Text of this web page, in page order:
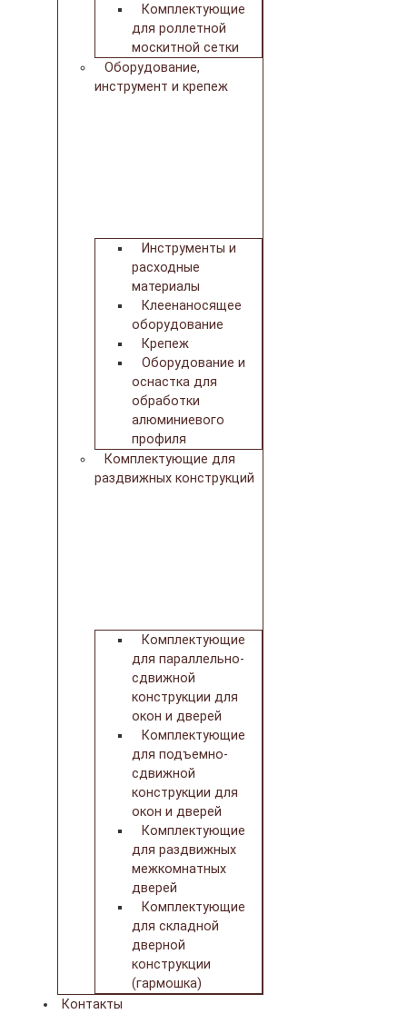
Комплектующие
для роллетной
москитной сетки
Оборудование,
инструмент и крепеж
Инструменты и
расходные
материалы
Клеенаносящее
оборудование
Крепеж
Оборудование и
оснастка для
обработки
алюминиевого
профиля
Комплектующие для
раздвижных конструкций
Комплектующие
для параллельно-
сдвижной
конструкции для
окон и дверей
Комплектующие
для подъемно-
сдвижной
конструкции для
окон и дверей
Комплектующие
для раздвижных
межкомнатных
дверей
Комплектующие
для складной
дверной
конструкции
(гармошка)
Контакты